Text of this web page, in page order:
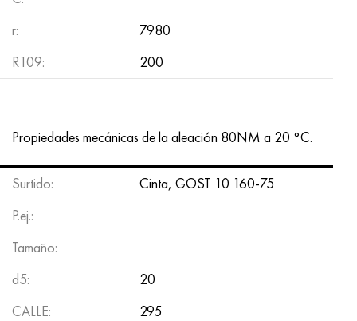
r:
7980
R109:
200
Propiedades mecánicas de la aleación 80NM a 20 °C.
Surtido: Cinta, GOST 10 160-75
P.ej.:
Tamaño:
d5:
20
CALLE:
295
Hastelloy x
udimet 500
udimet 720
A40G, 44smn28, 1.0762, 46s20